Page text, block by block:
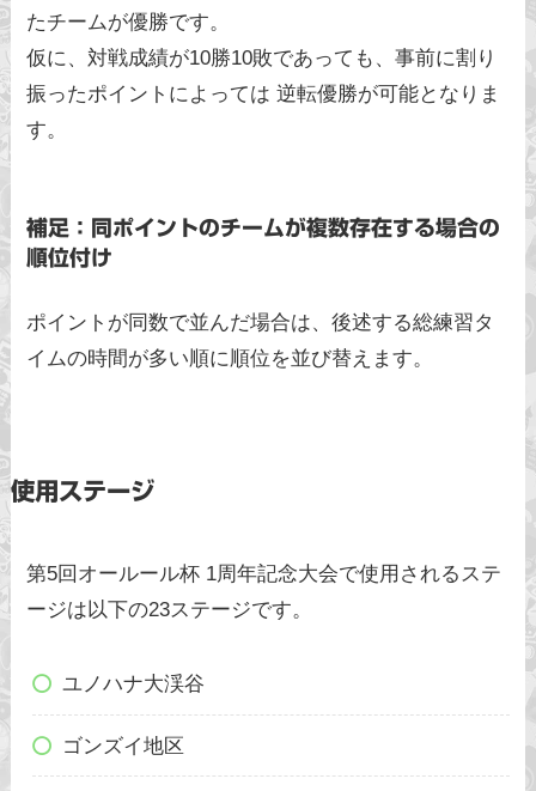
たチームが優勝です。
仮に、対戦成績が10勝10敗であっても、事前に割り
振ったポイントによっては 逆転優勝が可能となりま
す。
補足：同ポイントのチームが複数存在する場合の
順位付け
ポイントが同数で並んだ場合は、後述する総練習タ
イムの時間が多い順に順位を並び替えます。
使用ステージ
第5回オールール杯 1周年記念大会で使用されるステ
ージは以下の23ステージです。
ユノハナ大渓谷
ゴンズイ地区